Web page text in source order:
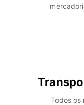
Todos os